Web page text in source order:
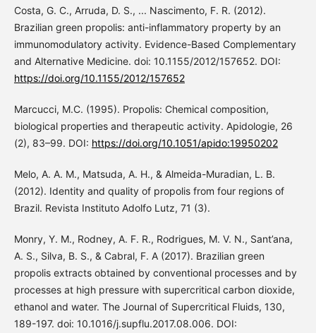
Costa, G. C., Arruda, D. S., ... Nascimento, F. R. (2012).
Brazilian green propolis: anti-inflammatory property by an
immunomodulatory activity. Evidence-Based Complementary
and Alternative Medicine. doi: 10.1155/2012/157652. DOI:
https://doi.org/10.1155/2012/157652
Marcucci, M.C. (1995). Propolis: Chemical composition,
biological properties and therapeutic activity. Apidologie, 26
(2), 83–99. DOI: https://doi.org/10.1051/apido:19950202
Melo, A. A. M., Matsuda, A. H., & Almeida-Muradian, L. B.
(2012). Identity and quality of propolis from four regions of
Brazil. Revista Instituto Adolfo Lutz, 71 (3).
Monry, Y. M., Rodney, A. F. R., Rodrigues, M. V. N., Sant’ana,
A. S., Silva, B. S., & Cabral, F. A (2017). Brazilian green
propolis extracts obtained by conventional processes and by
processes at high pressure with supercritical carbon dioxide,
ethanol and water. The Journal of Supercritical Fluids, 130,
189-197. doi: 10.1016/j.supflu.2017.08.006. DOI: